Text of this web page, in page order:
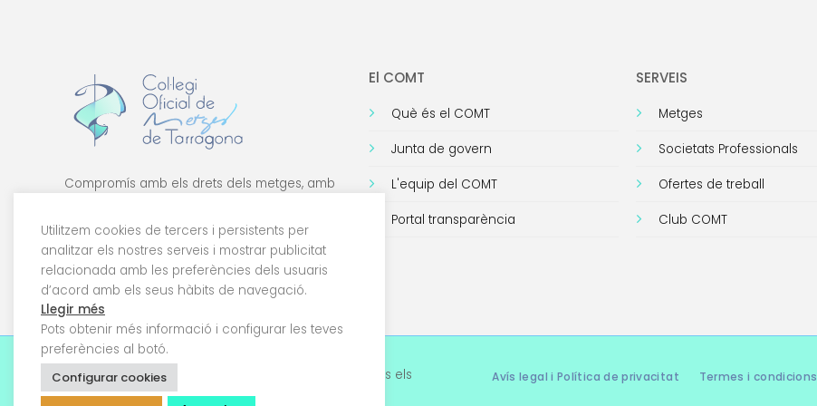
Compromís amb els drets dels metges, amb
El COMT
Què és el COMT
Junta de govern
L'equip del COMT
Portal transparència
SERVEIS
Metges
Societats Professionals
Ofertes de treball
Club COMT
© 2026 Col·legi Oficial de Metges de Tarragona. Tots els
drets reservats
Avís legal i Política de privacitat Termes i condicions
Utilitzem cookies de tercers i persistents per
analitzar els nostres serveis i mostrar publicitat
relacionada amb les preferències dels usuaris
d’acord amb els seus hàbits de navegació.
Llegir més
Pots obtenir més informació i configurar les teves
preferències al botó.
Configurar cookies